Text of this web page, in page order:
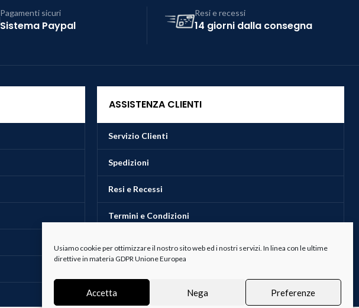
Usiamo cookie per ottimizzare il nostro sito web ed i nostri servizi. In linea con le ultime
direttive in materia GDPR Unione Europea
Accetta Nega Preferenze
Pagamenti sicuri
Sistema Paypal
Resi e recessi
14 giorni dalla consegna
ASSISTENZA CLIENTI
Servizio Clienti
Spedizioni
Resi e Recessi
Termini e Condizioni